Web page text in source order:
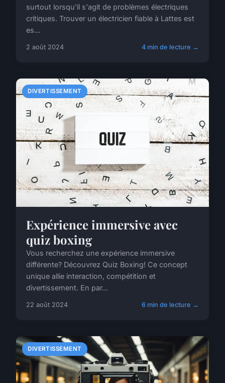
surtout lorsqu'il s'agit de problèmes électriques
critiques. Trouver un électricien fiable à Lattes est
es...
2 août 2024 4 min de lecture →
DIVERTISSEMENT
Expérience immersive avec
quiz boxing
Vous recherchez une expérience immersive
différente? Découvrez Quiz Boxing! Ce concept
unique allie interaction, compétition et
divertissement. En par...
22 août 2024 6 min de lecture →
DIVERTISSEMENT